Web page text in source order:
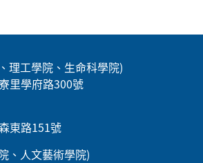
理工學院、生命科學院)
里學府路300號
東路151號
、人文藝術學院)